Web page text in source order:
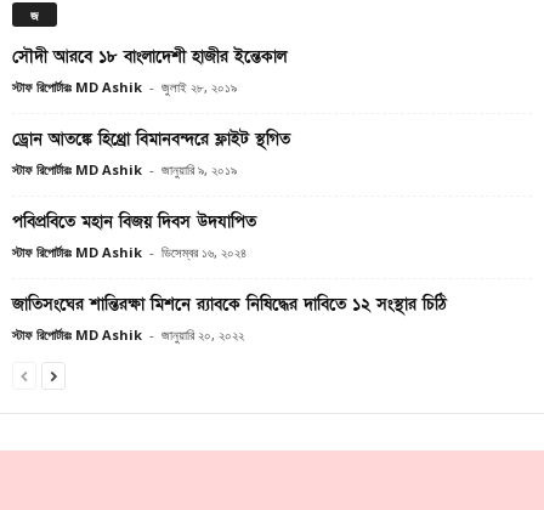
জ
সৌদী আরবে ১৮ বাংলাদেশী হাজীর ইন্তেকাল
স্টাফ রিপোর্টারঃ MD Ashik - জুলাই ২৮, ২০১৯
ড্রোন আতঙ্কে হিথ্রো বিমানবন্দরে ফ্লাইট স্থগিত
স্টাফ রিপোর্টারঃ MD Ashik - জানুয়ারি ৯, ২০১৯
পবিপ্রবিতে মহান বিজয় দিবস উদযাপিত
স্টাফ রিপোর্টারঃ MD Ashik - ডিসেম্বর ১৬, ২০২৪
জাতিসংঘের শান্তিরক্ষা মিশনে র‌্যাবকে নিষিদ্ধের দাবিতে ১২ সংস্থার চিঠি
স্টাফ রিপোর্টারঃ MD Ashik - জানুয়ারি ২০, ২০২২